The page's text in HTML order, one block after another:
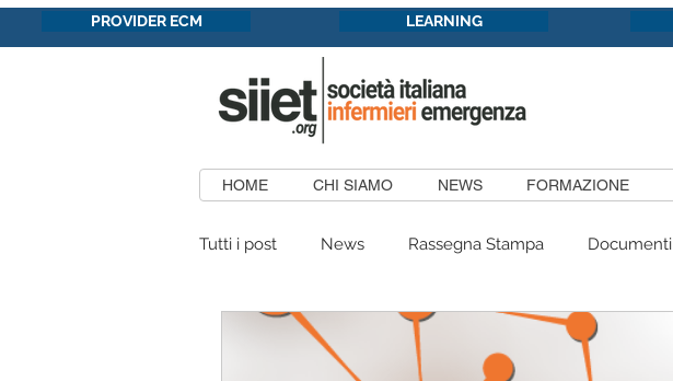
PROVIDER ECM LEARNING
HOME CHI SIAMO NEWS FORMAZIONE
Tutti i post News Rassegna Stampa Documenti
Formazione in convenzione Congressi